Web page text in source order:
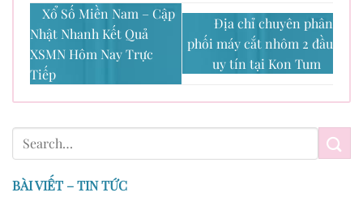
Xổ Số Miền Nam – Cập
Nhật Nhanh Kết Quả
XSMN Hôm Nay Trực
Tiếp
Địa chỉ chuyên phân
phối máy cắt nhôm 2 đầu
uy tín tại Kon Tum
BÀI VIẾT – TIN TỨC